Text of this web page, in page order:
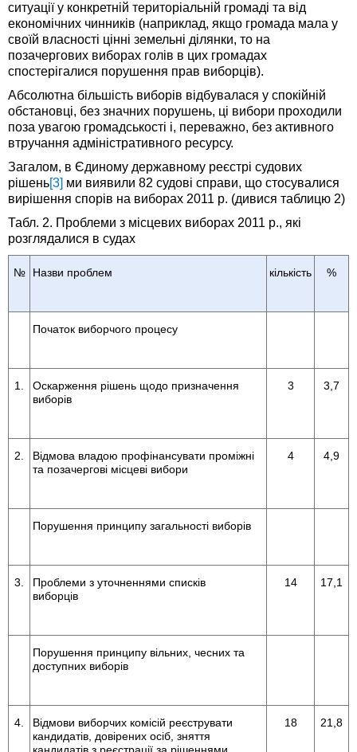
ситуації у конкретній територіальній громаді та від
економічних чинників (наприклад, якщо громада мала у
своїй власності цінні земельні ділянки, то на
позачергових виборах голів в цих громадах
спостерігалися порушення прав виборців).
Абсолютна більшість виборів відбувалася у спокійній
обстановці, без значних порушень, ці вибори проходили
поза увагою громадськості і, переважно, без активного
втручання адміністративного ресурсу.
Загалом, в Єдиному державному реєстрі судових
рішень [3] ми виявили 82 судові справи, що стосувалися
вирішення спорів на виборах 2011 р. (дивися таблицю 2)
Табл. 2. Проблеми з місцевих виборах 2011 р., які
розглядалися в судах
№ Назви проблем кількість %
Початок виборчого процесу
1.
Оскарження рішень щодо призначення
виборів
3 3,7
2.
Відмова владою профінансувати проміжні
та позачергові місцеві вибори
4 4,9
Порушення принципу загальності виборів
3.
Проблеми з уточненнями списків
виборців
14 17,1
Порушення принципу вільних, чесних та
доступних виборів
4.
Відмови виборчих комісій реєструвати
кандидатів, довірених осіб, зняття
18 21,8